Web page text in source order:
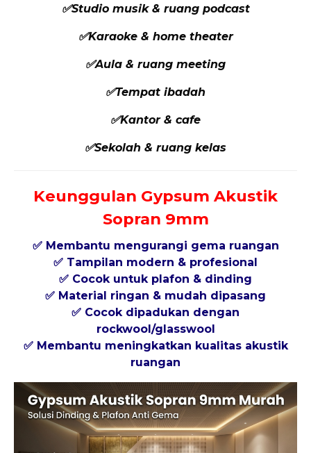
✅Studio musik & ruang podcast
✅Karaoke & home theater
✅Aula & ruang meeting
✅Tempat ibadah
✅Kantor & cafe
✅Sekolah & ruang kelas
Keunggulan Gypsum Akustik
Sopran 9mm
✅ Membantu mengurangi gema ruangan
✅ Tampilan modern & profesional
✅ Cocok untuk plafon & dinding
✅ Material ringan & mudah dipasang
✅ Cocok dipadukan dengan
rockwool/glasswool
✅ Membantu meningkatkan kualitas akustik
ruangan